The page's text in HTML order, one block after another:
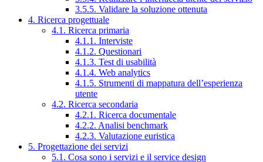
3.5.5. Validare la soluzione ottenuta
4. Ricerca progettuale
4.1. Ricerca primaria
4.1.1. Interviste
4.1.2. Questionari
4.1.3. Test di usabilità
4.1.4. Web analytics
4.1.5. Strumenti di mappatura dell’esperienza
utente
4.2. Ricerca secondaria
4.2.1. Ricerca documentale
4.2.2. Analisi benchmark
4.2.3. Valutazione euristica
5. Progettazione dei servizi
5.1. Cosa sono i servizi e il service design